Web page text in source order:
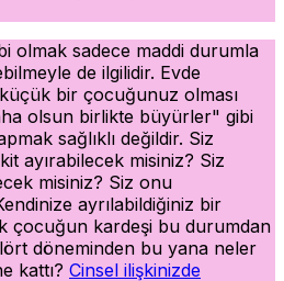
olmak sadece maddi durumla
de ilgilidir. Evde
bir çocuğunuz olması
olsun birlikte büyürler" gibi
sağlıklı değildir. Siz
ayırabilecek misiniz? Siz
misiniz? Siz onu
ayrılabildiğiniz bir
çocuğun kardeşi bu durumdan
döneminden bu yana neler
kattı? Cinsel ilişkinizde